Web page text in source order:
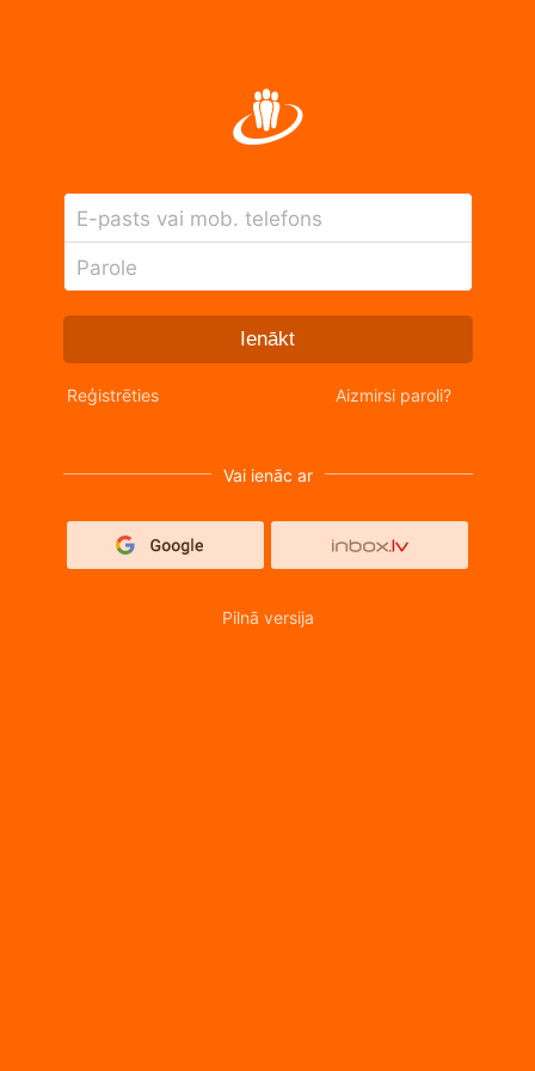
E-pasts vai mob. telefons
Parole
Ienākt
Reģistrēties Aizmirsi paroli?
Vai ienāc ar
Pilnā versija